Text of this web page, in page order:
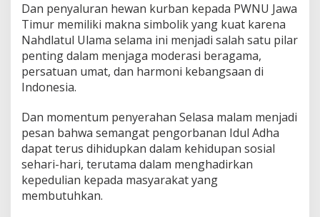
m
,
B
e
n
t
P
e
n
g
u
a
Dan penyaluran hewan kurban kepada PWNU Jawa
Timur memiliki makna simbolik yang kuat karena
Nahdlatul Ulama selama ini menjadi salah satu pilar
penting dalam menjaga moderasi beragama,
persatuan umat, dan harmoni kebangsaan di
Indonesia.
Dan momentum penyerahan Selasa malam menjadi
pesan bahwa semangat pengorbanan Idul Adha
dapat terus dihidupkan dalam kehidupan sosial
sehari-hari, terutama dalam menghadirkan
kepedulian kepada masyarakat yang
membutuhkan.